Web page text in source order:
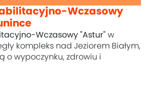
Wczasowy
Wczasowy "Astur" w
kompleks nad Jeziorem Białym,
o wypoczynku, zdrowiu i